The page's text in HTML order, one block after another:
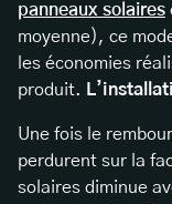
panneaux solaires
moyenne), ce
les économies
produit.
Une fois le
perdurent sur la
solaires diminue